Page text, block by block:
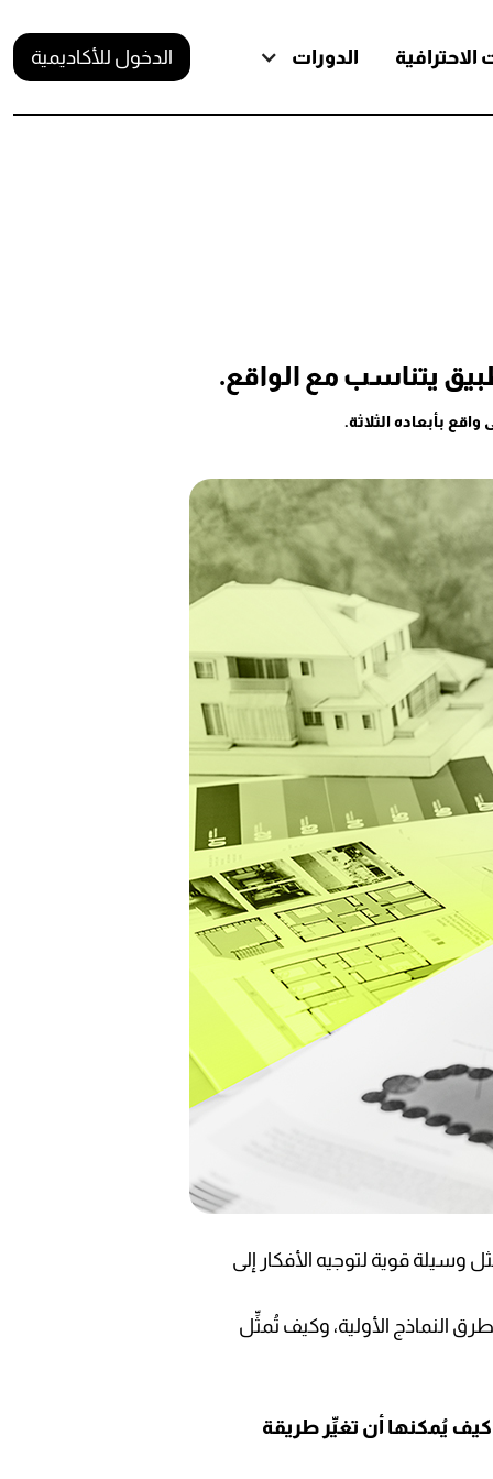
الدورات الدخول للأكاديمية
يتناسب مع الواقع.
بأبعاده الثلاثة.
وسيلة قوية لتوجيه الأفكار إلى
النماذج الأولية، وكيف تُمثِّل
يُمكنها أن تغيِّر طريقة